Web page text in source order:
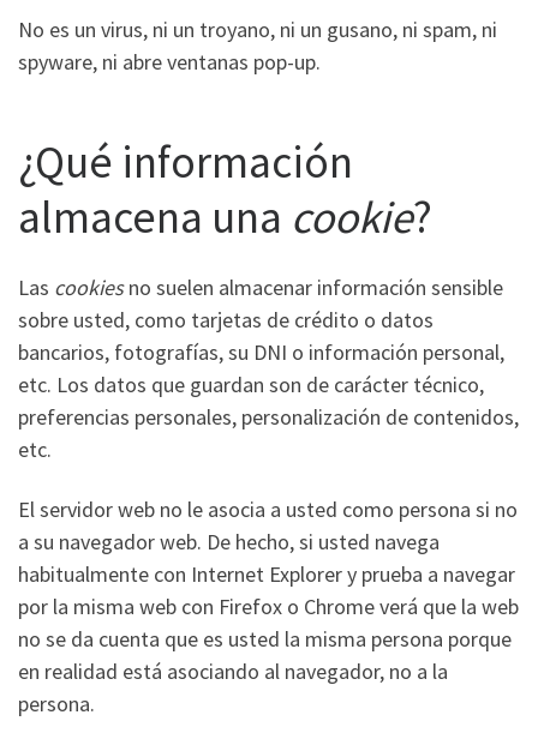
No es un virus, ni un troyano, ni un gusano, ni spam, ni
spyware, ni abre ventanas pop-up.
¿Qué información
almacena una cookie?
Las cookiesno suelen almacenar información sensible
sobre usted, como tarjetas de crédito o datos
bancarios, fotografías, su DNI o información personal,
etc. Los datos que guardan son de carácter técnico,
preferencias personales, personalización de contenidos,
etc.
El servidor web no le asocia a usted como persona si no
a su navegador web. De hecho, si usted navega
habitualmente con Internet Explorer y prueba a navegar
por la misma web con Firefox o Chrome verá que la web
no se da cuenta que es usted la misma persona porque
en realidad está asociando al navegador, no a la
persona.